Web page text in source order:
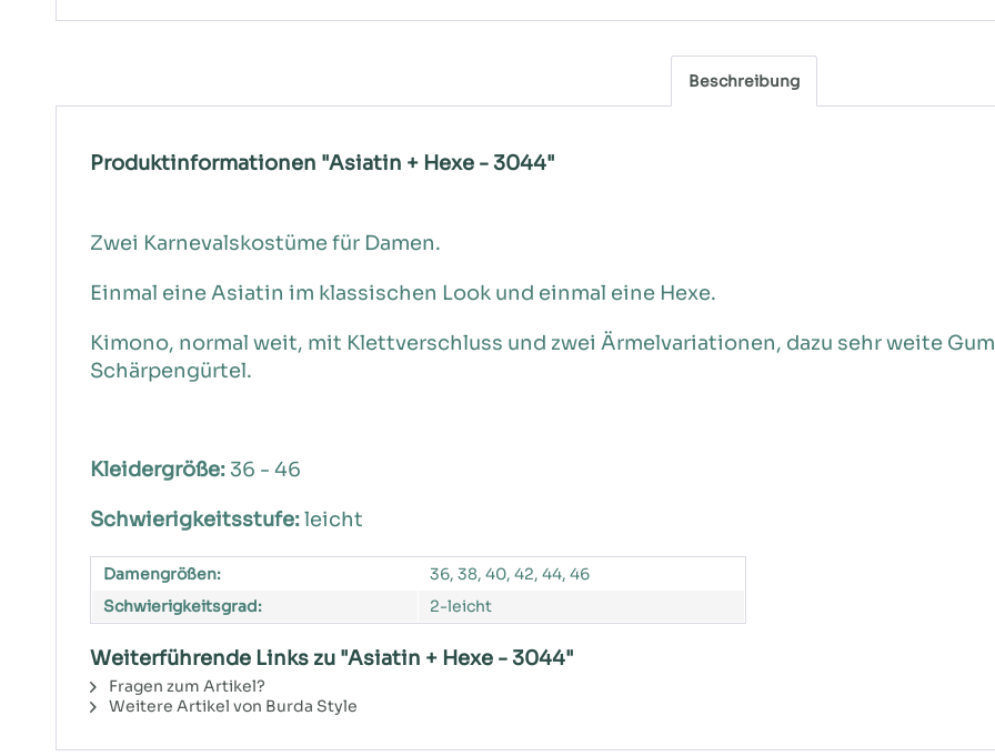
Beschreibung
Produktinformationen "Asiatin + Hexe - 3044"
Zwei Karnevalskostüme für Damen.
Einmal eine Asiatin im klassischen Look und einmal eine Hexe.
Kimono, normal weit, mit Klettverschluss und zwei Ärmelvariationen, dazu sehr weite
Schärpengürtel.
Kleidergröße:36 - 46
Schwierigkeitsstufe:leicht
Damengrößen:
36, 38, 40, 42, 44, 46
Schwierigkeitsgrad:
2-leicht
Weiterführende Links zu "Asiatin + Hexe - 3044"
Fragen zum Artikel?
Weitere Artikel von Burda Style